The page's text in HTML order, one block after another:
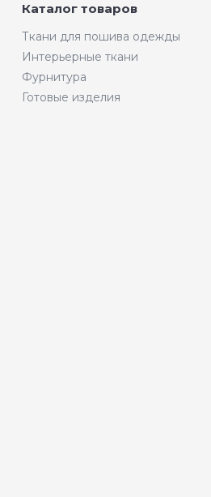
Каталог товаров
Ткани для пошива одежды
Интерьерные ткани
Фурнитура
Готовые изделия